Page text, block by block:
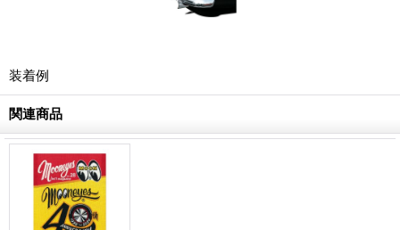
装着例
関連商品